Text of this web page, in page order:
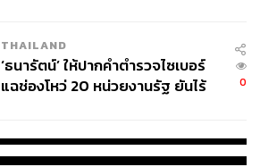
THAILAND
‘ธนารัตน์’ ให้ปากคำตำรวจไซเบอร์
แฉช่องโหว่ 20 หน่วยงานรัฐ ยันไร้
0